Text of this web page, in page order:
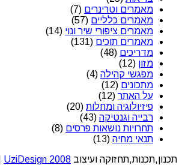
מאמרים וטרינרים (7)
מאמרים כלליים (57)
מאמרים ציפורי שיר ונוי (14)
מאמרים תוכים (131)
מדריכים (48)
מזון (12)
מפגשי קהילה (4)
מתכונים (12)
על האתר (12)
פיזיולוגיה ומחלות (20)
רבייה וגנטיקה (43)
תחרויות נושאות פרסים (8)
תנאי מחיה (13)
תכנון,תכנות,תחזוקה ועיצוב UziDesign 2008